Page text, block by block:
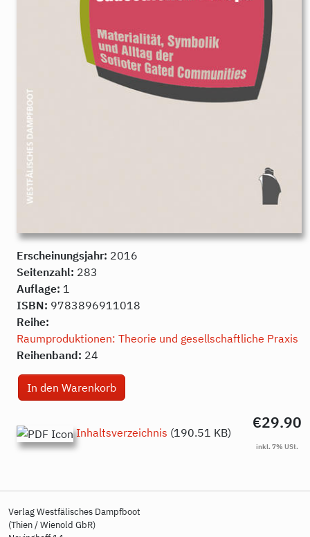
Erscheinungsjahr: 2016
Seitenzahl: 283
Auflage: 1
ISBN: 9783896911018
Reihe:
Raumproduktionen: Theorie und gesellschaftliche Praxis
Reihenband: 24
€29.90
Inhaltsverzeichnis (190.51 KB)
Verlag Westfälisches Dampfboot
(Thien / Wienold GbR)